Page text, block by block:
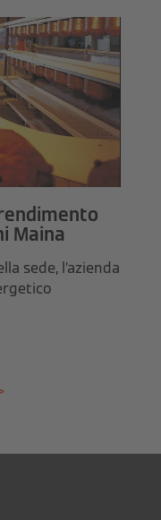
Maina
sede, l’azienda